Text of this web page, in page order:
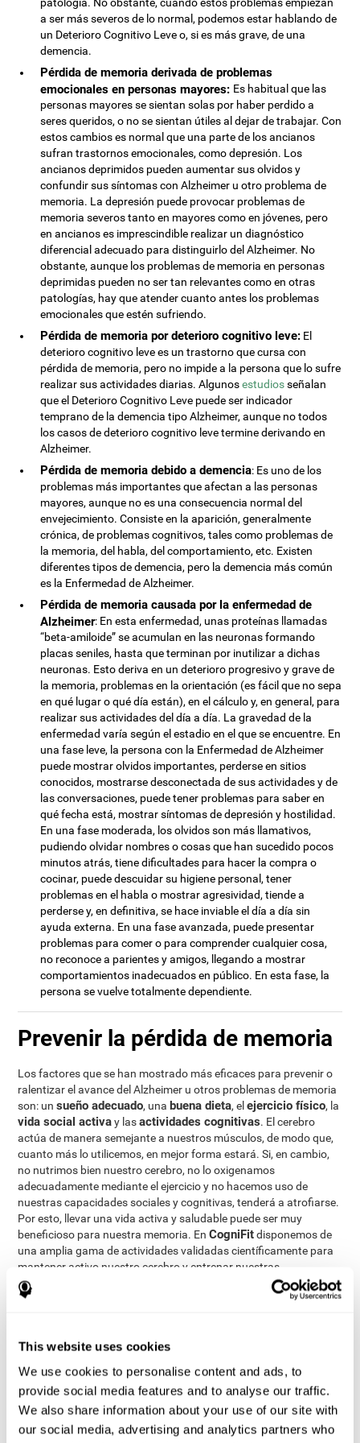
This website uses cookies
We use cookies to personalise content and ads, to
provide social media features and to analyse our traffic.
We also share information about your use of our site with
our social media, advertising and analytics partners who
a ser más severos de lo normal, podemos estar hablando de
un Deterioro Cognitivo Leve o, si es más grave, de una
demencia.
Pérdida de memoria derivada de problemas
emocionales en personas mayores: Es habitual que las
personas mayores se sientan solas por haber perdido a
seres queridos, o no se sientan útiles al dejar de trabajar. Con
estos cambios es normal que una parte de los ancianos
sufran trastornos emocionales, como depresión. Los
ancianos deprimidos pueden aumentar sus olvidos y
confundir sus síntomas con Alzheimer u otro problema de
memoria. La depresión puede provocar problemas de
memoria severos tanto en mayores como en jóvenes, pero
en ancianos es imprescindible realizar un diagnóstico
diferencial adecuado para distinguirlo del Alzheimer. No
obstante, aunque los problemas de memoria en personas
deprimidas pueden no ser tan relevantes como en otras
patologías, hay que atender cuanto antes los problemas
emocionales que estén sufriendo.
Pérdida de memoria por deterioro cognitivo leve: El
deterioro cognitivo leve es un trastorno que cursa con
pérdida de memoria, pero no impide a la persona que lo sufre
realizar sus actividades diarias. Algunosestudiosseñalan
que el Deterioro Cognitivo Leve puede ser indicador
temprano de la demencia tipo Alzheimer, aunque no todos
los casos de deterioro cognitivo leve termine derivando en
Alzheimer.
Pérdida de memoria debido a demencia: Es uno de los
problemas más importantes que afectan a las personas
mayores, aunque no es una consecuencia normal del
envejecimiento. Consiste en la aparición, generalmente
crónica, de problemas cognitivos, tales como problemas de
la memoria, del habla, del comportamiento, etc. Existen
diferentes tipos de demencia, pero la demencia más común
es la Enfermedad de Alzheimer.
Pérdida de memoria causada por la enfermedad de
Alzheimer: En esta enfermedad, unas proteínas llamadas
“beta-amiloide” se acumulan en las neuronas formando
placas seniles, hasta que terminan por inutilizar a dichas
neuronas. Esto deriva en un deterioro progresivo y grave de
la memoria, problemas en la orientación (es fácil que no sepa
en qué lugar o qué día están), en el cálculo y, en general, para
realizar sus actividades del día a día. La gravedad de la
enfermedad varía según el estadio en el que se encuentre. En
una fase leve, la persona con la Enfermedad de Alzheimer
puede mostrar olvidos importantes, perderse en sitios
conocidos, mostrarse desconectada de sus actividades y de
las conversaciones, puede tener problemas para saber en
qué fecha está, mostrar síntomas de depresión y hostilidad.
En una fase moderada, los olvidos son más llamativos,
pudiendo olvidar nombres o cosas que han sucedido pocos
minutos atrás, tiene dificultades para hacer la compra o
cocinar, puede descuidar su higiene personal, tener
problemas en el habla o mostrar agresividad, tiende a
perderse y, en definitiva, se hace inviable el día a día sin
ayuda externa. En una fase avanzada, puede presentar
problemas para comer o para comprender cualquier cosa,
no reconoce a parientes y amigos, llegando a mostrar
comportamientos inadecuados en público. En esta fase, la
persona se vuelve totalmente dependiente.
Prevenir la pérdida de memoria
Los factores que se han mostrado más eficaces para prevenir o
ralentizar el avance del Alzheimer u otros problemas de memoria
son: unsueño adecuado, una buena dieta, elejercicio físico, la
vida social activay lasactividades cognitivas. El cerebro
actúa de manera semejante a nuestros músculos, de modo que,
cuanto más lo utilicemos, en mejor forma estará. Si, en cambio,
no nutrimos bien nuestro cerebro, no lo oxigenamos
adecuadamente mediante el ejercicio y no hacemos uso de
nuestras capacidades sociales y cognitivas, tenderá a atrofiarse.
Por esto, llevar una vida activa y saludable puede ser muy
beneficioso para nuestra memoria. EnCogniFitdisponemos de
una amplia gama de actividades validadas científicamente para
mantener activo nuestro cerebro y entrenar nuestras
capacidades cognitivas. Además, la actividad cognitiva no sólo
fortalece la memoria en personas adultas y mayores, sino que
Mediante laEstimulación Cognitiva
entrenar y fortalecer las distintas capacidades cognitivas de las
personas, como la atención, percepción, memoria, lenguaje y
funciones ejecutivas. Son precisamente estas capacidades las
que se pueden ver afectadas en la demencia y otros trastornos
que cursan con pérdida de memoria. Al realizar actividades que